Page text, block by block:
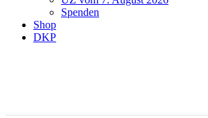
Spenden
Shop
DKP